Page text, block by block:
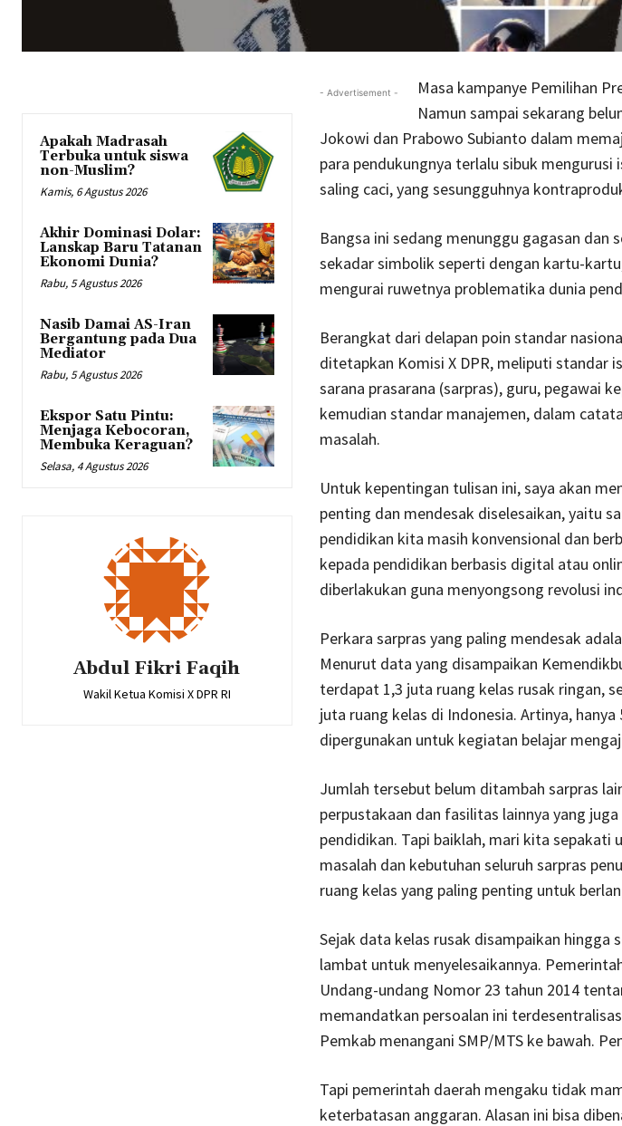
Apakah Madrasah
Terbuka untuk siswa
non-Muslim?
Kamis, 6 Agustus 2026
Akhir Dominasi Dolar:
Lanskap Baru Tatanan
Ekonomi Dunia?
Rabu, 5 Agustus 2026
Nasib Damai AS-Iran
Bergantung pada Dua
Mediator
Rabu, 5 Agustus 2026
Ekspor Satu Pintu:
Menjaga Kebocoran,
Membuka Keraguan?
Selasa, 4 Agustus 2026
Abdul Fikri Faqih
Wakil Ketua Komisi X DPR RI
- Advertisement -
Masa kampanye Pemilihan
Namun sampai sekarang
Jokowi dan Prabowo Subianto dalam
para pendukungnya terlalu sibuk
saling caci, yang sesungguhnya
Bangsa ini sedang menunggu gagasan dan
sekadar simbolik seperti dengan kartu-
mengurai ruwetnya problematika dunia
Berangkat dari delapan poin standar
ditetapkan Komisi X DPR, meliputi standar
sarana prasarana (sarpras), guru, pegawai
kemudian standar manajemen, dalam
masalah.
Untuk kepentingan tulisan ini, saya akan
penting dan mendesak diselesaikan, yaitu
pendidikan kita masih konvensional dan
kepada pendidikan berbasis digital atau
diberlakukan guna menyongsong revolusi
Perkara sarpras yang paling mendesak
Menurut data yang disampaikan
terdapat 1,3 juta ruang kelas rusak ringan,
juta ruang kelas di Indonesia. Artinya, hanya
dipergunakan untuk kegiatan belajar
Jumlah tersebut belum ditambah sarpras
perpustakaan dan fasilitas lainnya yang
pendidikan. Tapi baiklah, mari kita sepakati
masalah dan kebutuhan seluruh sarpras
ruang kelas yang paling penting untuk
Sejak data kelas rusak disampaikan hingga
lambat untuk menyelesaikannya.
Undang-undang Nomor 23 tahun 2014
memandatkan persoalan ini
Pemkab menangani SMP/MTS ke bawah.
Tapi pemerintah daerah mengaku tidak
keterbatasan anggaran. Alasan ini bisa